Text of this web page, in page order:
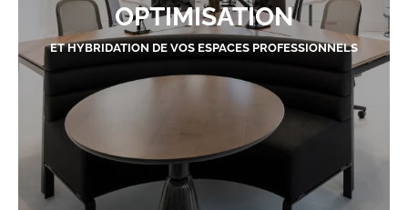
OPTIMISATION
ET HYBRIDATION DE VOS ESPACES PROFESSIONNELS